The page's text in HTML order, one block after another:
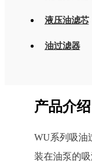
液压油滤芯
油过滤器
产品介绍
WU系列吸油
装在油泵的